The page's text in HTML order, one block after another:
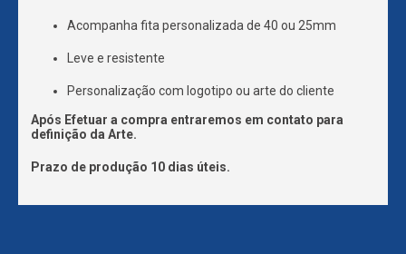
Acompanha fita personalizada de 40 ou 25mm
Leve e resistente
Personalização com logotipo ou arte do cliente
Após Efetuar a compra entraremos em contato para
definição da Arte.
Prazo de produção 10 dias úteis.